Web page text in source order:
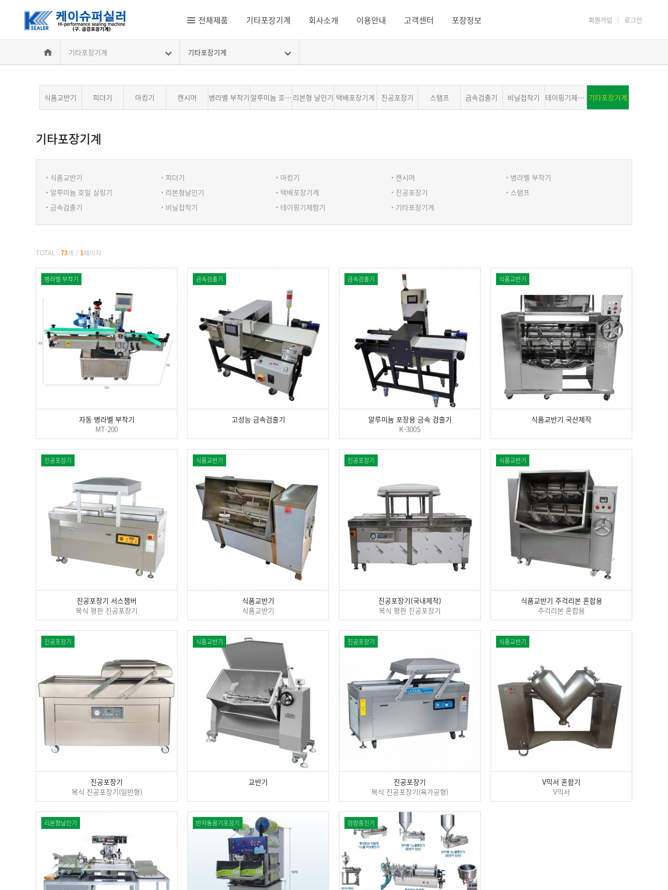
전체제품 기타포장기계 회사소개 이용안내 고객센터 포장정보 회원가입 로그인
기타포장기계 기타포장기계
식품교반기 피더기 마킹기 캔시머 병라벨 부착기 알루미늄 호일 실링기 리본형 날인기 택배포장기계 진공포장기 스탬프 금속검출기 비닐접착기 테이핑기제함기 기타포장기계
기타포장기계
기타포장기계
식품교반기 피더기 마킹기 캔시머
병라벨 부착기
알루미늄 호일 실링기
리본형날인기 택배포장기계 진공포장기
스탬프
금속검출기
비닐접착기 테이핑기제함기 기타포장기계
TOTAL : 73개 / 1페이지
자동 병라벨 부착기
MT-200
병라벨 부착기
고성능 금속검출기
금속검출기
알루미늄 포장용 금속 검출기
K-300S
금속검출기
식품교반기 국산제작
식품교반기
진공포장기 서스챔버
복식 평판 진공포장기
진공포장기
식품교반기
식품교반기
식품교반기
진공포장기(국내제작)
복식 평판 진공포장기
진공포장기
식품교반기 주걱리본 혼합용
주걱리본 혼합용
식품교반기
진공포장기
복식 진공포장기(일반형)
진공포장기
교반기
식품교반기
진공포장기
복식 진공포장기(육가공형)
진공포장기
V믹서 혼합기
V믹서
식품교반기
리본형날인기 반자동용기포장기 정량충진기